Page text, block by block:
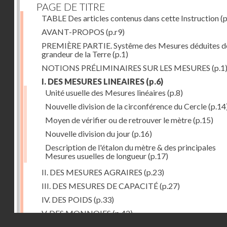
PAGE DE TITRE
TABLE Des articles contenus dans cette Instruction
AVANT-PROPOS (p.r9)
PREMIÈRE PARTIE. Systême des Mesures déduites
grandeur de la Terre(p.1)
NOTIONS PRÉLIMINAIRES SUR LES MESURES (p.1)
I. DES MESURES LINEAIRES (p.6)
Unité usuelle des Mesures linéaires (p.8)
Nouvelle division de la circonférence du Cercle
Moyen de vérifier ou de retrouver le mètre(p.15)
Nouvelle division du jour(p.16)
Description de l'étalon du mètre & des principales
Mesures usuelles de longueur(p.17)
II. DES MESURES AGRAIRES (p.23)
III. DES MESURES DE CAPACITÉ(p.27)
IV. DES POIDS (p.33)
V. DES MONNOIES(p.42)